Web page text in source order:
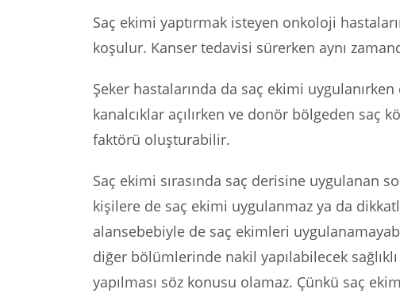
Saç ekimi yaptırmak isteyen onkoloji
koşulur. Kanser tedavisi sürerken aynı
Şeker hastalarında da saç ekimi
kanalcıklar açılırken ve donör bölgeden saç
faktörü oluşturabilir.
Saç ekimi sırasında saç derisine uygulanan
kişilere de saç ekimi uygulanmaz ya da
alansebebiyle de saç ekimleri
diğer bölümlerinde nakil yapılabilecek
yapılması söz konusu olamaz. Çünkü saç